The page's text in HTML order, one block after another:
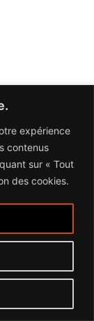
expérience
contenus
sur « Tout
des cookies.